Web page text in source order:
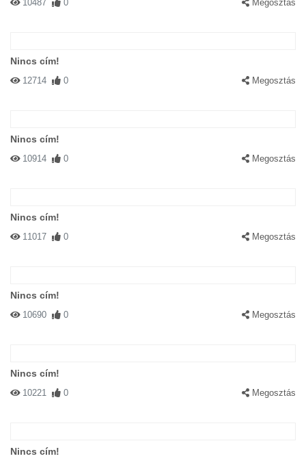
10487 0 Megosztás
Nincs cím!
12714 0 Megosztás
Nincs cím!
10914 0 Megosztás
Nincs cím!
11017 0 Megosztás
Nincs cím!
10690 0 Megosztás
Nincs cím!
10221 0 Megosztás
Nincs cím!